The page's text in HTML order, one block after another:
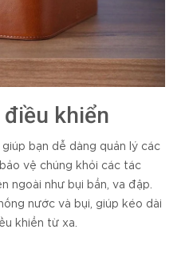
khiển
bạn dễ dàng quản lý các
vệ chúng khỏi các tác
ngoài như bụi bẩn, va đập.
nước và bụi, giúp kéo dài
khiển từ xa.